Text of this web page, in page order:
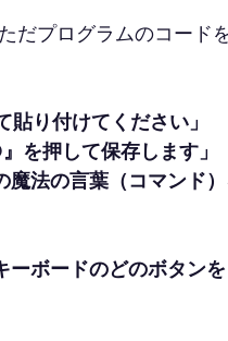
だプログラムのコード
り付けてください」
を押して保存します」
法の言葉（コマンド
ーボードのどのボタン